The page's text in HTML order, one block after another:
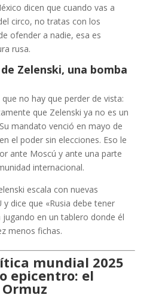
dicen que cuando vas a
circo, no tratas con los
ofender a nadie, esa es
rusa.
Zelenski, una bomba
no hay que perder de vista:
que Zelenski ya no es un
mandato venció en mayo de
el poder sin elecciones. Eso le
ante Moscú y ante una parte
internacional.
escala con nuevas
y dice que «Rusia debe tener
en un tablero donde él
menos fichas.
mundial 2025
epicentro: el